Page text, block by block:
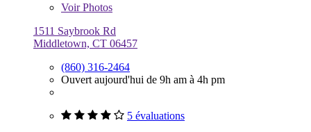
VoirPhotos
1511 Saybrook Rd
Middletown, CT 06457
(860) 316-2464
Ouvert aujourd'hui de 9h am à 4h pm
5 évaluations